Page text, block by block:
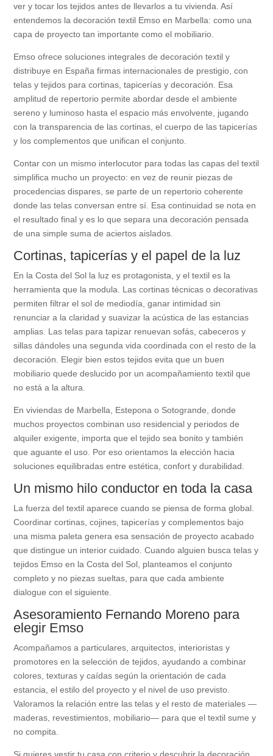
ver y tocar los tejidos antes de llevarlos a tu vivienda. Así
entendemos la decoración textil Emso en Marbella: como una
capa de proyecto tan importante como el mobiliario.
Emso ofrece soluciones integrales de decoración textil y
distribuye en España firmas internacionales de prestigio, con
telas y tejidos para cortinas, tapicerías y decoración. Esa
amplitud de repertorio permite abordar desde el ambiente
sereno y luminoso hasta el espacio más envolvente, jugando
con la transparencia de las cortinas, el cuerpo de las tapicerías
y los complementos que unifican el conjunto.
Contar con un mismo interlocutor para todas las capas del textil
simplifica mucho un proyecto: en vez de reunir piezas de
procedencias dispares, se parte de un repertorio coherente
donde las telas conversan entre sí. Esa continuidad se nota en
el resultado final y es lo que separa una decoración pensada
de una simple suma de aciertos aislados.
Cortinas, tapicerías y el papel de la luz
En la Costa del Sol la luz es protagonista, y el textil es la
herramienta que la modula. Las cortinas técnicas o decorativas
permiten filtrar el sol de mediodía, ganar intimidad sin
renunciar a la claridad y suavizar la acústica de las estancias
amplias. Las telas para tapizar renuevan sofás, cabeceros y
sillas dándoles una segunda vida coordinada con el resto de la
decoración. Elegir bien estos tejidos evita que un buen
mobiliario quede deslucido por un acompañamiento textil que
no está a la altura.
En viviendas de Marbella, Estepona o Sotogrande, donde
muchos proyectos combinan uso residencial y periodos de
alquiler exigente, importa que el tejido sea bonito y también
que aguante el uso. Por eso orientamos la elección hacia
soluciones equilibradas entre estética, confort y durabilidad.
Un mismo hilo conductor en toda la casa
La fuerza del textil aparece cuando se piensa de forma global.
Coordinar cortinas, cojines, tapicerías y complementos bajo
una misma paleta genera esa sensación de proyecto acabado
que distingue un interior cuidado. Cuando alguien busca telas y
tejidos Emso en la Costa del Sol, planteamos el conjunto
completo y no piezas sueltas, para que cada ambiente
dialogue con el siguiente.
Asesoramiento Fernando Moreno para
elegir Emso
Acompañamos a particulares, arquitectos, interioristas y
promotores en la selección de tejidos, ayudando a combinar
colores, texturas y caídas según la orientación de cada
estancia, el estilo del proyecto y el nivel de uso previsto.
Valoramos la relación entre las telas y el resto de materiales —
maderas, revestimientos, mobiliario— para que el textil sume y
no compita.
Si quieres vestir tu casa con criterio y descubrir la decoración